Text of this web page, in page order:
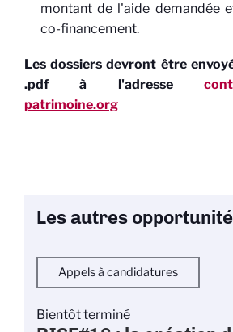
montant de l'aide demandée
co-financement.
Les dossiers devront être
.pdf à l'adresse
patrimoine.org
Les autres
Appels à candidatures
Bientôt terminé